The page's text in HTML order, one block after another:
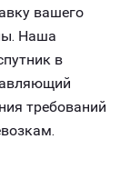
вашего
Наша
в
требований